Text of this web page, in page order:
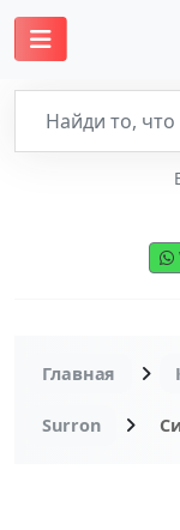
Главная
Surron